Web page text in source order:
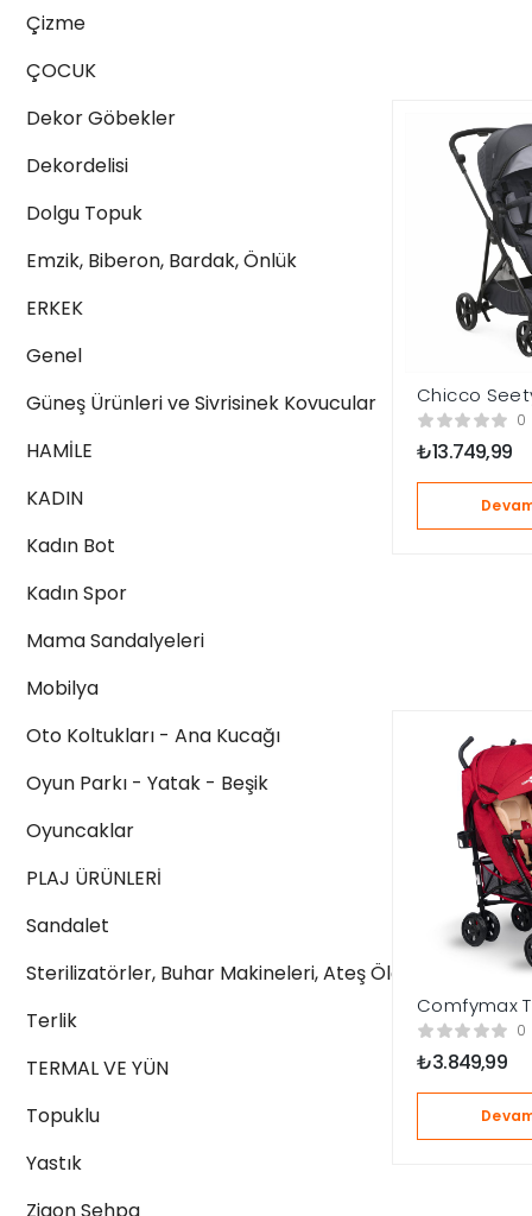
Çizme
ÇOCUK
Dekor Göbekler
Dekordelisi
Dolgu Topuk
Emzik, Biberon, Bardak, Önlük
ERKEK
Genel
Güneş Ürünleri ve Sivrisinek Kovucular
HAMİLE
KADIN
Kadın Bot
Kadın Spor
Mama Sandalyeleri
Mobilya
Oto Koltukları - Ana Kucağı
Oyun Parkı - Yatak - Beşik
Oyuncaklar
PLAJ ÜRÜNLERİ
Sandalet
Sterilizatörler, Buhar Makineleri, Ateş Ölçerler
Terlik
TERMAL VE YÜN
Topuklu
Yastık
Chicco
Bebek
0
₺13.749,99
Comfymax
Baston
0
₺3.849,99